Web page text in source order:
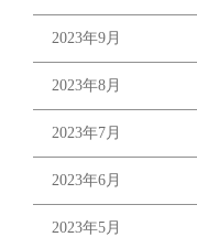
2023年9月
2023年8月
2023年7月
2023年6月
2023年5月